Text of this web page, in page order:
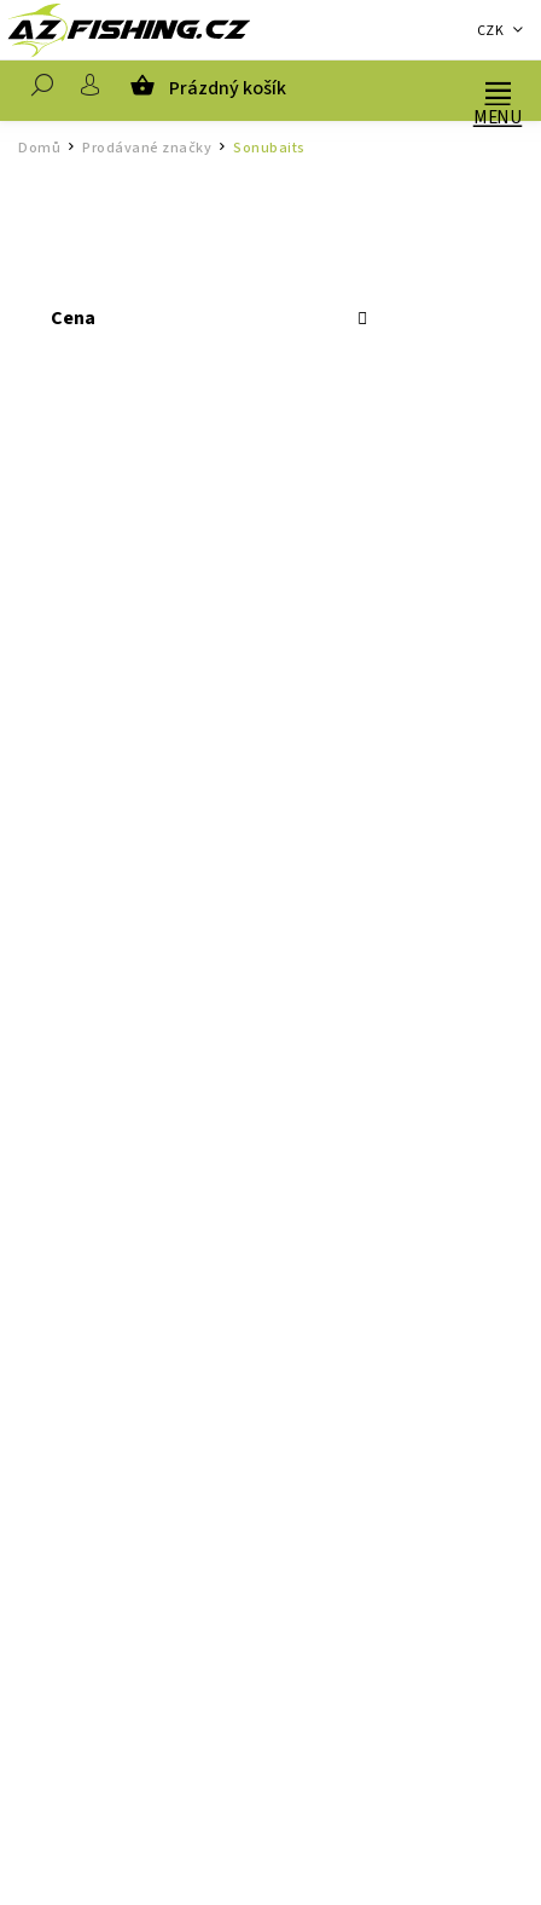
CZK
Prázdný košík
Domů / Prodávané značky / Sonubaits